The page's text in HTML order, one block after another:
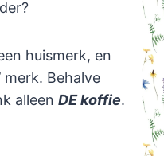
huismerk, en
merk. Behalve
alleen DE koffie.